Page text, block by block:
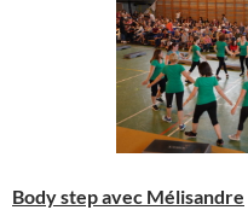
Body step avec Mélisandre